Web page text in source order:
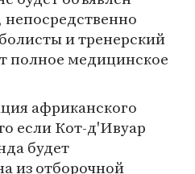
непосредственно
и тренерский
полное медицинское
африканского
если Кот-д'Ивуар
будет
из отборочной